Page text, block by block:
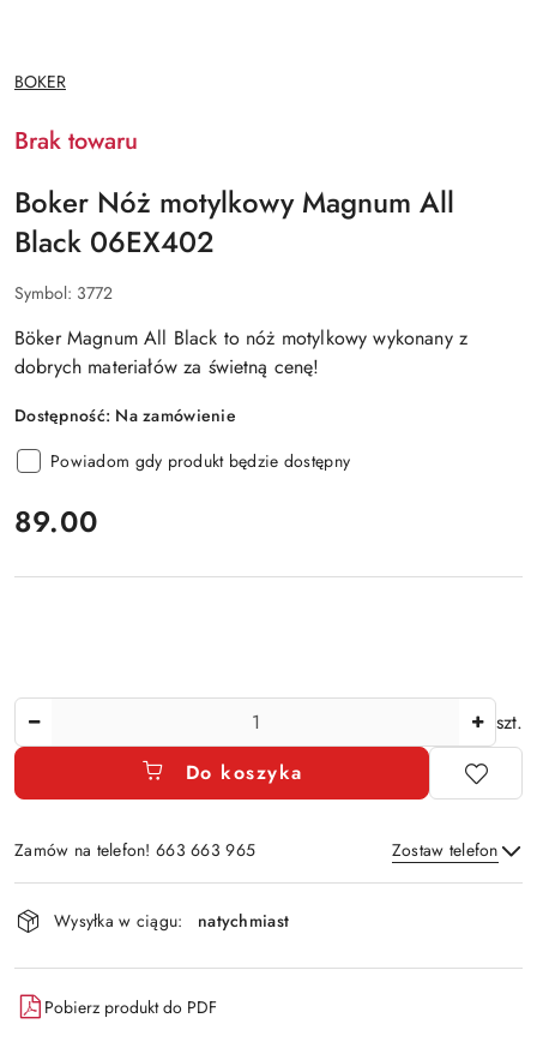
NAZWA
PRODUCENTA:
BOKER
Brak towaru
Boker Nóż motylkowy Magnum All
Black 06EX402
Symbol: 3772
Böker Magnum All Black to nóż motylkowy wykonany z
dobrych materiałów za świetną cenę!
Dostępność: Na zamówienie
Powiadom gdy produkt będzie dostępny
cena:
89.00
szt.
Do koszyka
Zamów na telefon! 663 663 965 Zostaw telefon
Dostępność
i
dostawa
Wysyłka w ciągu: natychmiast
Pobierz produkt do PDF